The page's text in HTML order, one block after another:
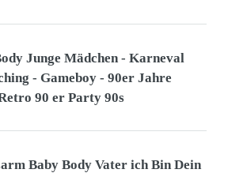
Junge Mädchen - Karneval
- Gameboy - 90er Jahre
90 er Party 90s
Baby Body Vater ich Bin Dein